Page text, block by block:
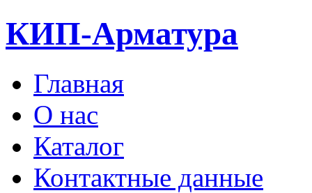
КИП-Арматура
Главная
О нас
Каталог
Контактные данные